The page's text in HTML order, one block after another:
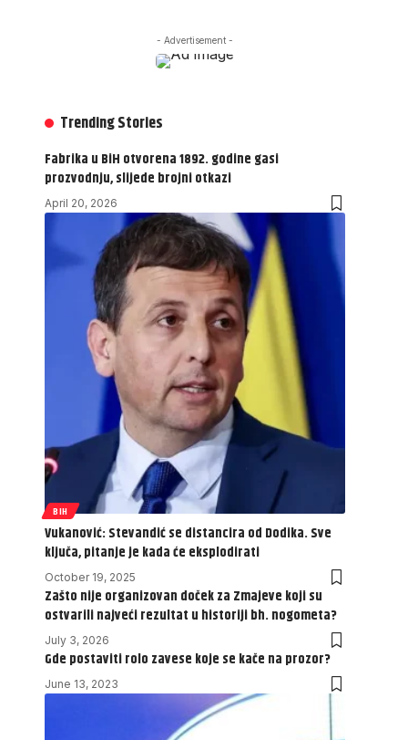
- Advertisement -
Trending Stories
Fabrika u BiH otvorena 1892. godine gasi
prozvodnju, slijede brojni otkazi
April 20, 2026
BIH
Vukanović: Stevandić se distancira od Dodika. Sve
ključa, pitanje je kada će eksplodirati
October 19, 2025
Zašto nije organizovan doček za Zmajeve koji su
ostvarili najveći rezultat u historiji bh. nogometa?
July 3, 2026
Gde postaviti rolo zavese koje se kače na prozor?
June 13, 2023